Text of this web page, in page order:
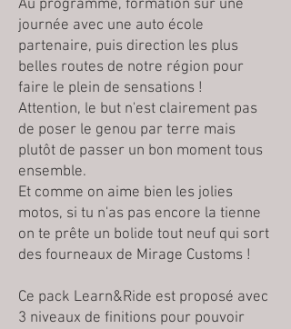
Au programme, formation sur une
journée avec une auto école
partenaire, puis direction les plus
belles routes de notre région pour
faire le plein de sensations !
Attention, le but n'est clairement pas
de poser le genou par terre mais
plutôt de passer un bon moment tous
ensemble.
Et comme on aime bien les jolies
motos, si tu n'as pas encore la tienne
on te prête un bolide tout neuf qui sort
des fourneaux de Mirage Customs !
Ce pack Learn&Ride est proposé avec
3 niveaux de finitions pour pouvoir